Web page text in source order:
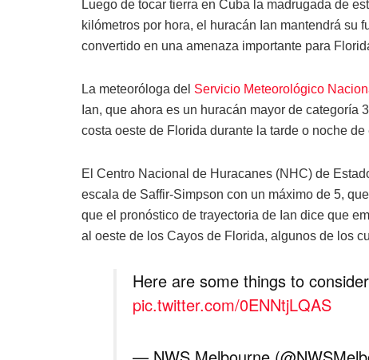
Luego de tocar tierra en Cuba la madrugada de
kilómetros por hora, el huracán Ian mantendrá su
convertido en una amenaza importante para
La meteoróloga del Servicio Meteorológico
Ian, que ahora es un huracán mayor de categoría
costa oeste de Florida durante la tarde o noche
El Centro Nacional de Huracanes (NHC) de
escala de Saffir-Simpson con un máximo de 5,
que el pronóstico de trayectoria de Ian dice que
al oeste de los Cayos de Florida, algunos de los
Here are some things to
pic.twitter.com/0ENNtjLQAS